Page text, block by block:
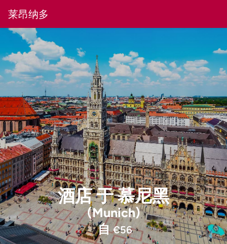
莱昂纳多
酒店于慕尼黑
(Munich)
自€56